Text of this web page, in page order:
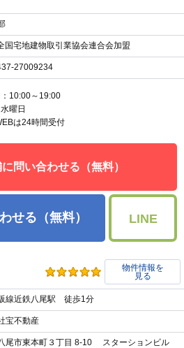
国宅地建物取引業協会連合会加盟
27009234
：10:00～19:00
曜日
は24時間受付
問い合わせる（無料）
せる（無料） LINE
物件情報を
見る
線近鉄八尾駅 徒歩1分
宝不動産
尾市東本町３丁目 8-10 スターションビル